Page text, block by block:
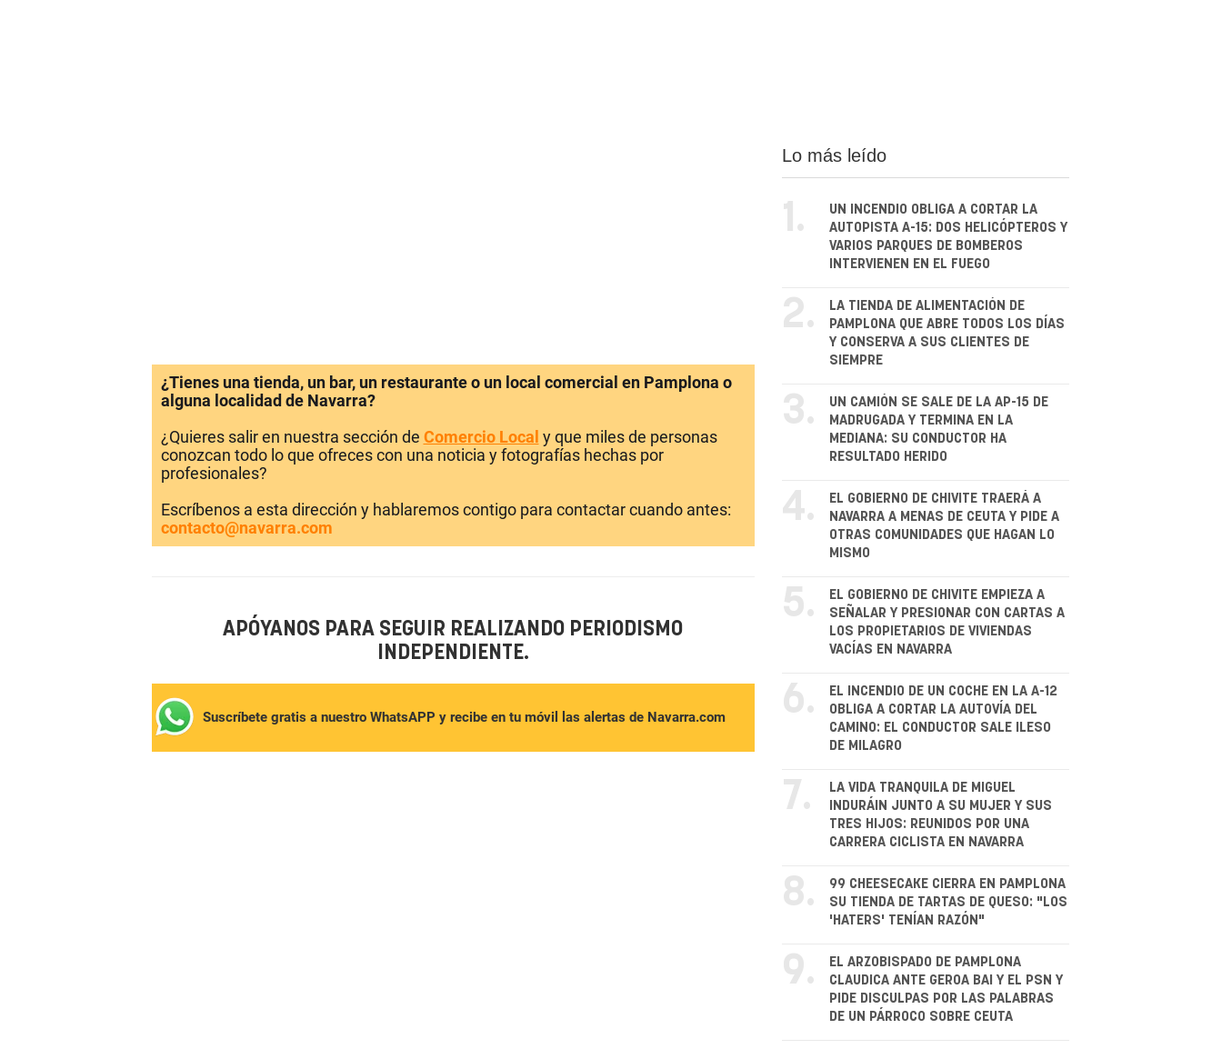
¿Tienes una tienda, un bar, un restaurante o un local comercial en Pamplona o
alguna localidad de Navarra?
¿Quieres salir en nuestra sección de Comercio Local y que miles de personas
conozcan todo lo que ofreces con una noticia y fotografías hechas por
profesionales?
Escríbenos a esta dirección y hablaremos contigo para contactar cuando antes:
contacto@navarra.com
APÓYANOS PARA SEGUIR REALIZANDO PERIODISMO
INDEPENDIENTE.
Suscríbete gratis a nuestro WhatsAPP y recibe en tu móvil las alertas de Navarra.com
Lo más leído
1.
UN INCENDIO OBLIGA A CORTAR LA
AUTOPISTA A-15: DOS HELICÓPTEROS Y
VARIOS PARQUES DE BOMBEROS
INTERVIENEN EN EL FUEGO
2.
LA TIENDA DE ALIMENTACIÓN DE
PAMPLONA QUE ABRE TODOS LOS DÍAS
Y CONSERVA A SUS CLIENTES DE
SIEMPRE
3.
UN CAMIÓN SE SALE DE LA AP-15 DE
MADRUGADA Y TERMINA EN LA
MEDIANA: SU CONDUCTOR HA
RESULTADO HERIDO
4.
EL GOBIERNO DE CHIVITE TRAERÁ A
NAVARRA A MENAS DE CEUTA Y PIDE A
OTRAS COMUNIDADES QUE HAGAN LO
MISMO
5.
EL GOBIERNO DE CHIVITE EMPIEZA A
SEÑALAR Y PRESIONAR CON CARTAS A
LOS PROPIETARIOS DE VIVIENDAS
VACÍAS EN NAVARRA
6.
EL INCENDIO DE UN COCHE EN LA A-12
OBLIGA A CORTAR LA AUTOVÍA DEL
CAMINO: EL CONDUCTOR SALE ILESO
DE MILAGRO
7.
LA VIDA TRANQUILA DE MIGUEL
INDURÁIN JUNTO A SU MUJER Y SUS
TRES HIJOS: REUNIDOS POR UNA
CARRERA CICLISTA EN NAVARRA
8.
99 CHEESECAKE CIERRA EN PAMPLONA
SU TIENDA DE TARTAS DE QUESO: "LOS
'HATERS' TENÍAN RAZÓN"
9.
EL ARZOBISPADO DE PAMPLONA
CLAUDICA ANTE GEROA BAI Y EL PSN Y
PIDE DISCULPAS POR LAS PALABRAS
DE UN PÁRROCO SOBRE CEUTA